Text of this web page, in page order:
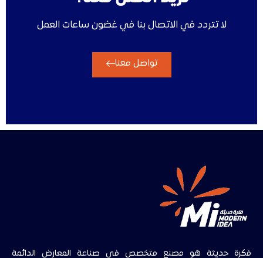
لا تتردد في الاتصال بنا في غضون ساعات العمل
تواصل معنا
فكرة حديثة هو مصنع متخصص في صناعة المعارض الدائمة